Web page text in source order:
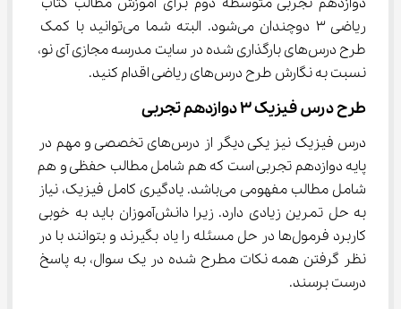
ریاضی ۳ دوچندان می‌شود. البته شما می‌توانید با کمک
طرح درس‌های بارگذاری شده در سایت مدرسه مجازی آی نو،
نسبت به نگارش طرح درس‌های ریاضی اقدام کنید.
طرح درس فیزیک ۳ دوازدهم تجربی
درس فیزیک نیز یکی دیگر از درس‌های تخصصی و مهم در
پایه دوازدهم تجربی است که هم شامل مطالب حفظی و هم
شامل مطالب مفهومی می‌باشد. یادگیری کامل فیزیک، نیاز
به حل تمرین زیادی دارد. زیرا دانش‌آموزان باید به خوبی
کاربرد فرمول‌ها در حل مسئله را یاد بگیرند و بتوانند با در
نظر گرفتن همه نکات مطرح شده در یک سوال، به پاسخ
درست برسند.